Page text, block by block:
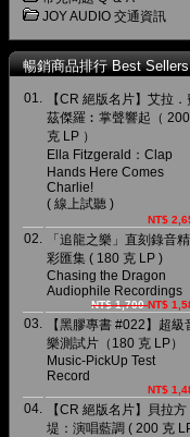
JOY AUDIO 交通資訊
暢銷商品排行 Best Sellers
01.
【CR 絕版名片】艾拉．
茲傑羅︰掌聲響起（ 200
克 LP ）
Ella Fitzgerald：Clap
Hands Here Comes
Charlie!
( 線上試聽 )
NT$
02.
「追龍之樂」直刻錄音精
彩匯集 ( 180 克 LP )
Chasing the Dragon
Audiophile Recordings
NT$ 1,700NT$
03.
【黑膠專書 #022】超級
樂測試片（180 克 LP）
Music-PickUp Test
Record
NT$
04.
【CR 絕版名片】貝拉方
堤：演唱藍調 ( 200 克